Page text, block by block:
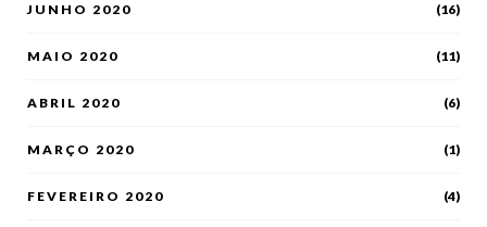
JUNHO 2020 (16)
MAIO 2020 (11)
ABRIL 2020 (6)
MARÇO 2020 (1)
FEVEREIRO 2020 (4)